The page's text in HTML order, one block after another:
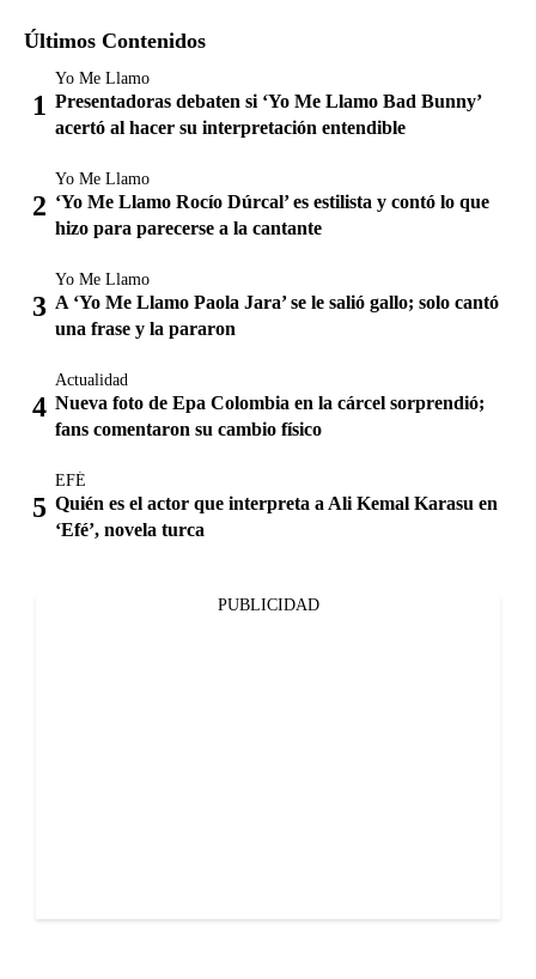
Últimos Contenidos
Yo Me Llamo
Presentadoras debaten si ‘Yo Me Llamo Bad Bunny’
acertó al hacer su interpretación entendible
Yo Me Llamo
‘Yo Me Llamo Rocío Dúrcal’ es estilista y contó lo que
hizo para parecerse a la cantante
Yo Me Llamo
A ‘Yo Me Llamo Paola Jara’ se le salió gallo; solo cantó
una frase y la pararon
Actualidad
Nueva foto de Epa Colombia en la cárcel sorprendió;
fans comentaron su cambio físico
EFÉ
Quién es el actor que interpreta a Ali Kemal Karasu en
‘Efé’, novela turca
PUBLICIDAD